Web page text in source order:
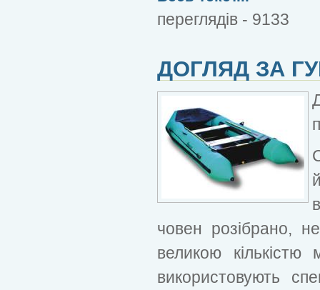
переглядів - 9133
ДОГЛЯД ЗА
човен розібрано,
великою
використовують